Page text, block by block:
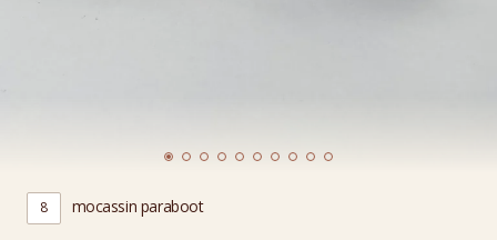
8 mocassin paraboot